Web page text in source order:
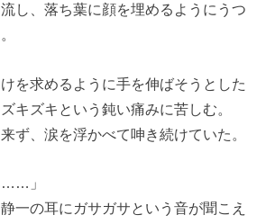
し、落ち葉に顔を埋めるようにうつ
を求めるように手を伸ばそうとした
キズキという鈍い痛みに苦しむ。
ず、涙を浮かべて呻き続けていた。
……」
一の耳にガサガサという音が聞こえ